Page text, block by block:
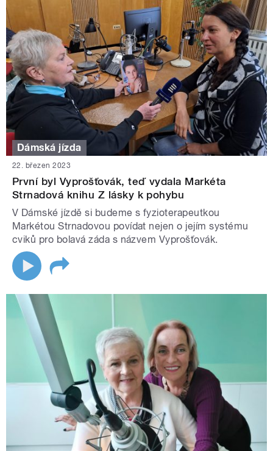
Dámská jízda
22. březen 2023
První byl Vyprošťovák, teď vydala Markéta
Strnadová knihu Z lásky k pohybu
V Dámské jízdě si budeme s fyzioterapeutkou
Markétou Strnadovou povídat nejen o jejím systému
cviků pro bolavá záda s názvem Vyprošťovák.